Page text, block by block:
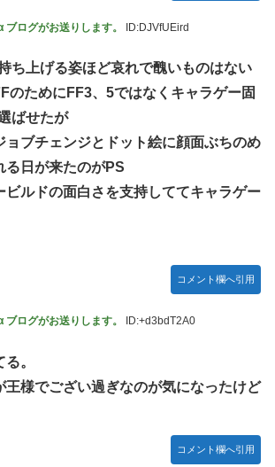
ログがお送りします。 ID:DJVfUEird
ち上げる姿ほど哀れで醜いものはない
のためにFF3、5ではなくキャラゲー固
ばせたが
ョブチェンジとドット絵に顔面ぶちのめ
る日が来たのがPS
ビルドの面白さを支持しててキャラゲー
コメント欄へ引用
ログがお送りします。 ID:+d3bdT2A0
。
王様でござい過ぎなのが気になったけど
コメント欄へ引用